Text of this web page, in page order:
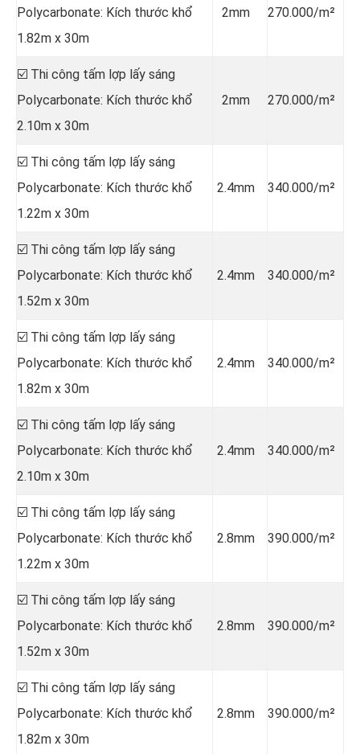
Polycarbonate: Kích thước khổ
1.82m x 30m
2mm 270.000/m²
☑️ Thi công tấm lợp lấy sáng
Polycarbonate: Kích thước khổ
2.10m x 30m
2mm 270.000/m²
☑️ Thi công tấm lợp lấy sáng
Polycarbonate: Kích thước khổ
1.22m x 30m
2.4mm 340.000/m²
☑️ Thi công tấm lợp lấy sáng
Polycarbonate: Kích thước khổ
1.52m x 30m
2.4mm 340.000/m²
☑️ Thi công tấm lợp lấy sáng
Polycarbonate: Kích thước khổ
1.82m x 30m
2.4mm 340.000/m²
☑️ Thi công tấm lợp lấy sáng
Polycarbonate: Kích thước khổ
2.10m x 30m
2.4mm 340.000/m²
☑️ Thi công tấm lợp lấy sáng
Polycarbonate: Kích thước khổ
1.22m x 30m
2.8mm 390.000/m²
☑️ Thi công tấm lợp lấy sáng
Polycarbonate: Kích thước khổ
1.52m x 30m
2.8mm 390.000/m²
☑️ Thi công tấm lợp lấy sáng
Polycarbonate: Kích thước khổ
1.82m x 30m
2.8mm 390.000/m²